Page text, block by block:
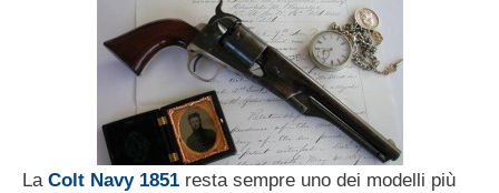
La Colt Navy 1851 resta sempre uno dei modelli più